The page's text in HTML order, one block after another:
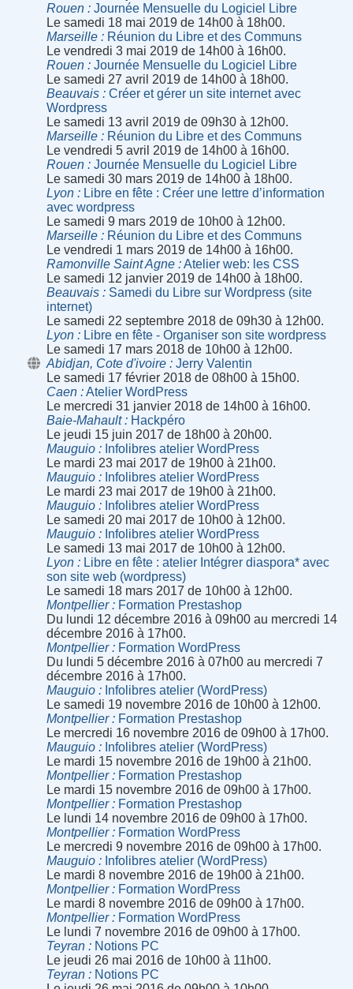
Rouen
Journée Mensuelle du Logiciel Libre
Le samedi 18 mai 2019 de 14h00 à 18h00.
Marseille
Réunion du Libre et des Communs
Le vendredi 3 mai 2019 de 14h00 à 16h00.
Rouen
Journée Mensuelle du Logiciel Libre
Le samedi 27 avril 2019 de 14h00 à 18h00.
Beauvais
Créer et gérer un site internet avec
Wordpress
Le samedi 13 avril 2019 de 09h30 à 12h00.
Marseille
Réunion du Libre et des Communs
Le vendredi 5 avril 2019 de 14h00 à 16h00.
Rouen
Journée Mensuelle du Logiciel Libre
Le samedi 30 mars 2019 de 14h00 à 18h00.
Lyon
Libre en fête : Créer une lettre d’information
avec wordpress
Le samedi 9 mars 2019 de 10h00 à 12h00.
Marseille
Réunion du Libre et des Communs
Le vendredi 1 mars 2019 de 14h00 à 16h00.
Ramonville Saint Agne
Atelier web: les CSS
Le samedi 12 janvier 2019 de 14h00 à 18h00.
Beauvais
Samedi du Libre sur Wordpress (site
internet)
Le samedi 22 septembre 2018 de 09h30 à 12h00.
Lyon
Libre en fête - Organiser son site wordpress
Le samedi 17 mars 2018 de 10h00 à 12h00.
Abidjan, Cote d'ivoire
Jerry Valentin
Le samedi 17 février 2018 de 08h00 à 15h00.
Caen
Atelier WordPress
Le mercredi 31 janvier 2018 de 14h00 à 16h00.
Baie-Mahault
Hackpéro
Le jeudi 15 juin 2017 de 18h00 à 20h00.
Mauguio
Infolibres atelier WordPress
Le mardi 23 mai 2017 de 19h00 à 21h00.
Mauguio
Infolibres atelier WordPress
Le mardi 23 mai 2017 de 19h00 à 21h00.
Mauguio
Infolibres atelier WordPress
Le samedi 20 mai 2017 de 10h00 à 12h00.
Mauguio
Infolibres atelier WordPress
Le samedi 13 mai 2017 de 10h00 à 12h00.
Lyon
Libre en fête : atelier Intégrer diaspora* avec
son site web (wordpress)
Le samedi 18 mars 2017 de 10h00 à 12h00.
Montpellier
Formation Prestashop
Du lundi 12 décembre 2016 à 09h00 au mercredi 14
décembre 2016 à 17h00.
Montpellier
Formation WordPress
Du lundi 5 décembre 2016 à 07h00 au mercredi 7
décembre 2016 à 17h00.
Mauguio
Infolibres atelier (WordPress)
Le samedi 19 novembre 2016 de 10h00 à 12h00.
Montpellier
Formation Prestashop
Le mercredi 16 novembre 2016 de 09h00 à 17h00.
Mauguio
Infolibres atelier (WordPress)
Le mardi 15 novembre 2016 de 19h00 à 21h00.
Montpellier
Formation Prestashop
Le mardi 15 novembre 2016 de 09h00 à 17h00.
Montpellier
Formation Prestashop
Le lundi 14 novembre 2016 de 09h00 à 17h00.
Montpellier
Formation WordPress
Le mercredi 9 novembre 2016 de 09h00 à 17h00.
Mauguio
Infolibres atelier (WordPress)
Le mardi 8 novembre 2016 de 19h00 à 21h00.
Montpellier
Formation WordPress
Le mardi 8 novembre 2016 de 09h00 à 17h00.
Montpellier
Formation WordPress
Le lundi 7 novembre 2016 de 09h00 à 17h00.
Teyran
Notions PC
Le jeudi 26 mai 2016 de 10h00 à 11h00.
Teyran
Notions PC